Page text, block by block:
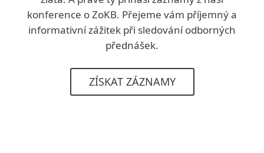
konference o ZoKB. Přejeme vám příjemný a
informativní zážitek při sledování odborných
přednášek.
ZÍSKAT ZÁZNAMY